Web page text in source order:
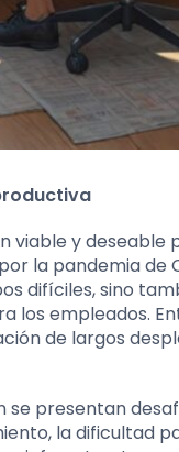
viable y deseable
la pandemia de
difíciles, sino
los empleados.
de largos
presentan
la dificultad